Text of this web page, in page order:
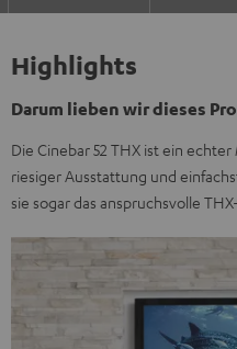
Highlights
Darum lieben wir dieses
Die Cinebar 52 THX ist ein
riesiger Ausstattung und
sie sogar das anspruchsvolle